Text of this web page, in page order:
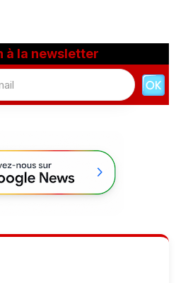
à la newsletter